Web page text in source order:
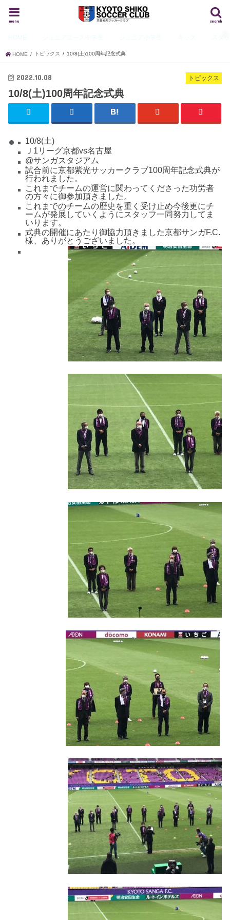
search
menu
HOME トピックス 10/8(土)100周年記念式典
トピックス
2022.10.08
10/8(土)100周年記念式典
10/8(土)
Ｊ1リーグ京都vs名古屋
@サンガスタジアム
試合前に京都紫光サッカークラブ100周年記念式典が
行われました。
これまでチームの運営に関わってくださった功労者
の方々に御参加頂きました。
これまでのチームの歴史を重く受け止め今後更にチ
ームが発展していくようにスタッフ一同努力してま
いります。
式典の開催にあたり御協力頂きました京都サンガF.C.
様、ありがとうございました。